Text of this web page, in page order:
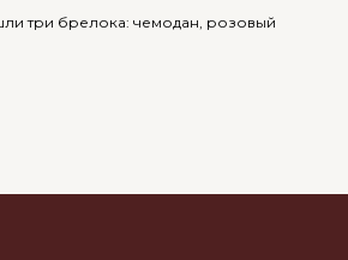
три брелока: чемодан, розовый